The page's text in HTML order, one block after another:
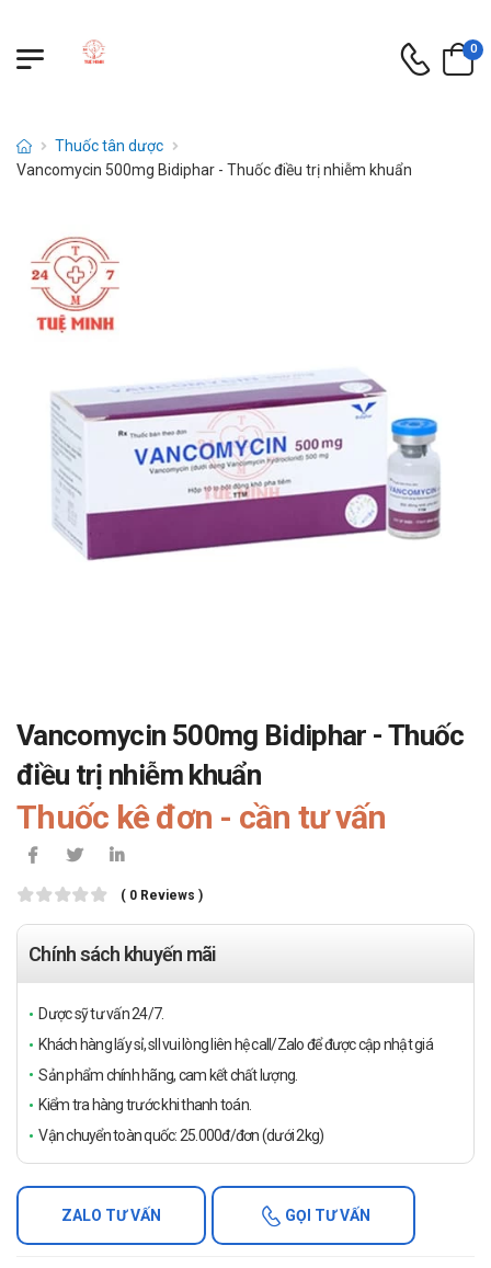
0
Thuốc tân dược
Vancomycin 500mg Bidiphar - Thuốc điều trị nhiễm khuẩn
Vancomycin 500mg Bidiphar - Thuốc
điều trị nhiễm khuẩn
Thuốc kê đơn - cần tư vấn
( 0 Reviews )
Chính sách khuyến mãi
Dược sỹ tư vấn 24/7.
Khách hàng lấy sỉ, sll vui lòng liên hệ call/Zalo để được cập nhật giá
Sản phẩm chính hãng, cam kết chất lượng.
Kiểm tra hàng trước khi thanh toán.
Vận chuyển toàn quốc: 25.000đ/đơn (dưới 2kg)
ZALO TƯ VẤN GỌI TƯ VẤN